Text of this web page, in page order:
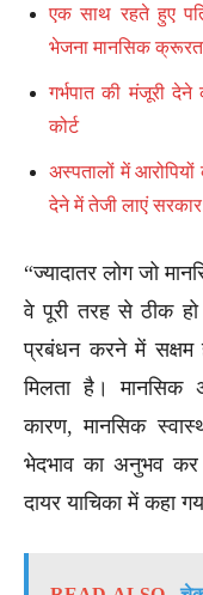
एक साथ रहते हुए
भेजना मानसिक क्रूरता
गर्भपात की मंजूरी
कोर्ट
अस्पतालों में
देने में तेजी लाएं
“ज्यादातर लोग जो
वे पूरी तरह से ठीक
प्रबंधन करने में सक्षम
मिलता है।
कारण, मानसिक
भेदभाव का अनुभव कर
दायर याचिका में कहा